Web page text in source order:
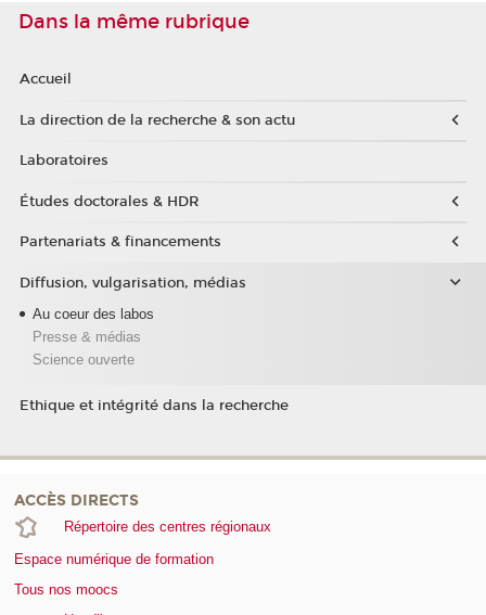
Dans la même rubrique
Accueil
La direction de la recherche & son actu
Laboratoires
Études doctorales & HDR
Partenariats & financements
Diffusion, vulgarisation, médias
Au coeur des labos
Presse & médias
Science ouverte
Ethique et intégrité dans la recherche
ACCÈS DIRECTS
Répertoire des centres régionaux
Espace numérique de formation
Tous nos moocs